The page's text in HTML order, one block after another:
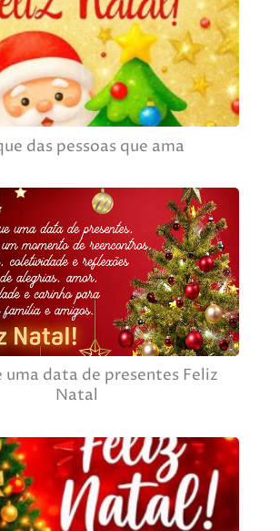
das pessoas que ama
uma data de presentes Feliz
Natal